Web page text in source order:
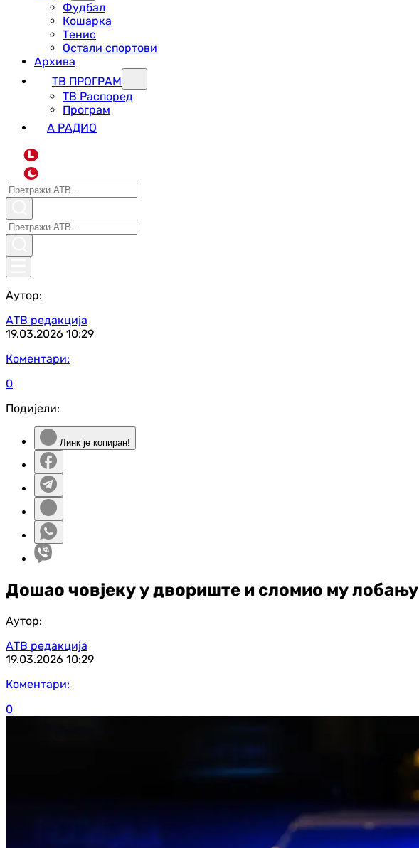
Фудбал
Кошарка
Тенис
Остали спортови
Архива
ТВ ПРОГРАМ
ТВ Распоред
Програм
А РАДИО
L
Аутор:
АТВ редакција
19.03.2026 10:29
Коментари:
0
Подијели:
Линк је копиран!
Дошао човјеку у двориште и сломио му лобању
Аутор:
АТВ редакција
19.03.2026 10:29
Коментари:
0